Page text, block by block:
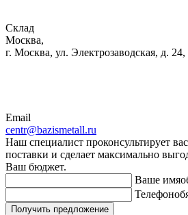
Склад
Москва,
г. Москва, ул. Электрозаводская, д.
Email
centr@bazismetall.ru
Наш специалист проконсультирует
поставки и сделает максимально
Ваш бюджет.
Ваше имя
Телефон
Получить предложение